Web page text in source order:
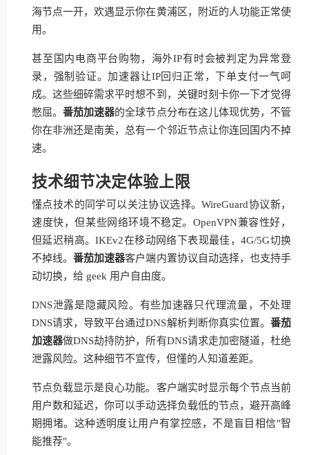
海节点一开，欢遇显示你在黄浦区，附近的人功能正常使
用。
甚至国内电商平台购物，海外IP有时会被判定为异常登
录，强制验证。加速器让IP回归正常，下单支付一气呵
成。这些细碎需求平时想不到，关键时刻卡你一下才觉得
憋屈。番茄加速器的全球节点分布在这儿体现优势，不管
你在非洲还是南美，总有一个邻近节点让你连回国内不掉
速。
技术细节决定体验上限
懂点技术的同学可以关注协议选择。WireGuard协议新，
速度快，但某些网络环境不稳定。OpenVPN兼容性好，
但延迟稍高。IKEv2在移动网络下表现最佳，4G/5G切换
不掉线。番茄加速器客户端内置协议自动选择，也支持手
动切换，给 geek 用户自由度。
DNS泄露是隐藏风险。有些加速器只代理流量，不处理
DNS请求，导致平台通过DNS解析判断你真实位置。 番茄
加速器做DNS劫持防护，所有DNS请求走加密隧道，杜绝
泄露风险。这种细节不宣传，但懂的人知道差距。
节点负载显示是良心功能。客户端实时显示每个节点当前
用户数和延迟，你可以手动选择负载低的节点，避开高峰
期拥堵。这种透明度让用户有掌控感，不是盲目相信"智
能推荐"。